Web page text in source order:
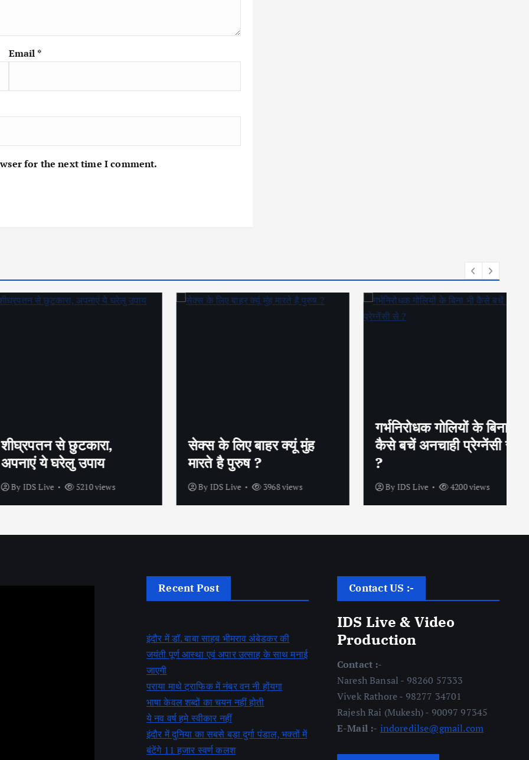
Email *
for the next time I comment.
से छुटकारा,
ये घरेलु उपाय
Live 5210 views
सेक्स के लिए बाहर क्यूं मुंह
मारते है पुरुष ?
IDS Live 3968 views
गर्भनिरोधक गोलियों के बिना भी
कैसे बचें अनचाही प्रेग्नेंसी से
IDS Live 4200 views
Recent Post
इंदौर में डॉ. बाबा साहब भीमराव अंबेडकर की
जयंती पूर्ण आस्था एवं अपार उत्साह के साथ मनाई
जाएगी
पराया माथे ट्राफिक में नंबर वन नी होंयगा
भाषा केवल शब्दों का चयन नहीं होती
ये नव वर्ष हमे स्वीकार नहीं
इंदौर में दुनिया का सबसे बड़ा दुर्गा पंडाल, भक्तों में
बंटेंगे 11 हजार स्वर्ण कलश
Contact US :-
IDS Live & Video
Production
Contact :-
Naresh Bansal - 98260 57333
Vivek Rathore - 98277 34701
Rajesh Rai (Mukesh) - 90097 97345
E-Mail :- indoredilse@gmail.com